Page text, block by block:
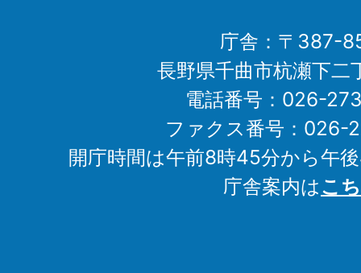
庁舎：〒387-
長野県千曲市杭瀬下二
電話番号：026-
ファクス番号：026-
開庁時間は午前8時45分から午
庁舎案内はこ